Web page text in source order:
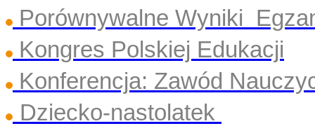
Porównywalne Wyniki
Kongres Polskiej Edukacji
Konferencja: Zawód
Dziecko-nastolatek